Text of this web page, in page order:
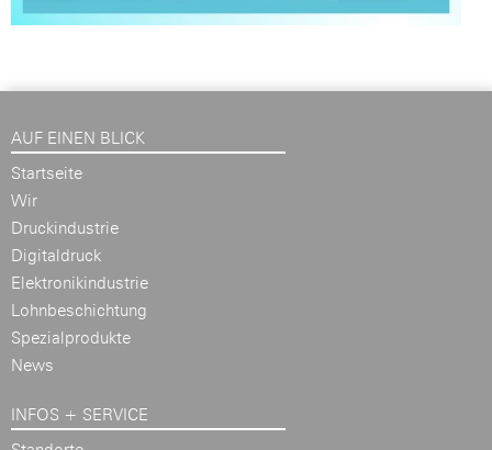
AUF EINEN BLICK
Startseite
Wir
Druckindustrie
Digitaldruck
Elektronikindustrie
Lohnbeschichtung
Spezialprodukte
News
INFOS + SERVICE